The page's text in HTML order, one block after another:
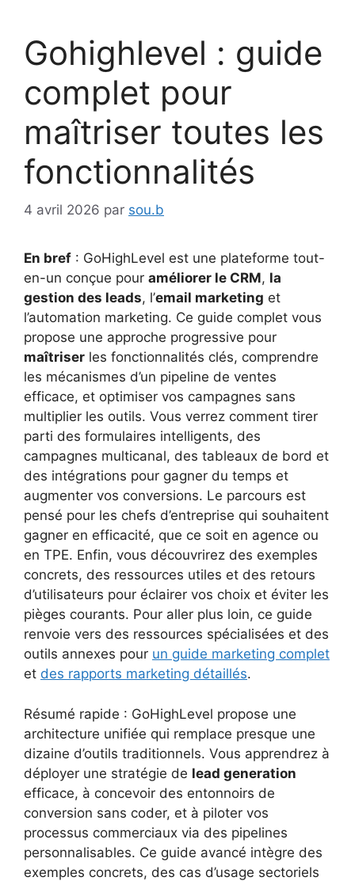
Gohighlevel : guide
complet pour
maîtriser toutes les
fonctionnalités
4 avril 2026 par sou.b
En bref : GoHighLevel est une plateforme tout-
en-un conçue pour améliorer le CRM, la
gestion des leads, l’email marketing et
l’automation marketing. Ce guide complet vous
propose une approche progressive pour
maîtriser les fonctionnalités clés, comprendre
les mécanismes d’un pipeline de ventes
efficace, et optimiser vos campagnes sans
multiplier les outils. Vous verrez comment tirer
parti des formulaires intelligents, des
campagnes multicanal, des tableaux de bord et
des intégrations pour gagner du temps et
augmenter vos conversions. Le parcours est
pensé pour les chefs d’entreprise qui souhaitent
gagner en efficacité, que ce soit en agence ou
en TPE. Enfin, vous découvrirez des exemples
concrets, des ressources utiles et des retours
d’utilisateurs pour éclairer vos choix et éviter les
pièges courants. Pour aller plus loin, ce guide
renvoie vers des ressources spécialisées et des
outils annexes pour un guide marketing complet
et des rapports marketing détaillés.
Résumé rapide : GoHighLevel propose une
architecture unifiée qui remplace presque une
dizaine d’outils traditionnels. Vous apprendrez à
déployer une stratégie de lead generation
efficace, à concevoir des entonnoirs de
conversion sans coder, et à piloter vos
processus commerciaux via des pipelines
personnalisables. Ce guide avancé intègre des
exemples concrets, des cas d’usage sectoriels